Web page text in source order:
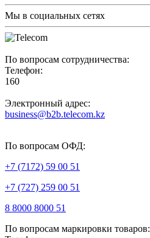
Мы в социальных сетях
По вопросам сотрудничества:
Телефон:
160
Электронный адрес:
business@b2b.telecom.kz
По вопросам ОФД:
+7 (7172) 59 00 51
+7 (727) 259 00 51
8 8000 8000 51
По вопросам маркировки товаров: